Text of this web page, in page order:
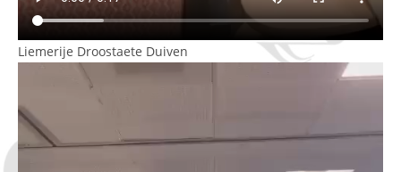
Liemerije Droostaete Duiven